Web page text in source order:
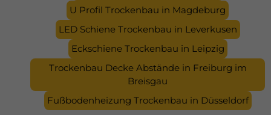
U Profil Trockenbau in Magdeburg
LED Schiene Trockenbau in Leverkusen
Eckschiene Trockenbau in Leipzig
Trockenbau Decke Abstände in Freiburg im
Breisgau
Fußbodenheizung Trockenbau in Düsseldorf